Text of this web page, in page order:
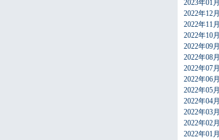
2023年01月
2022年12月
2022年11月
2022年10月
2022年09月
2022年08月
2022年07月
2022年06月
2022年05月
2022年04月
2022年03月
2022年02月
2022年01月